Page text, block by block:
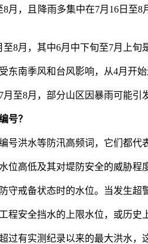
，且降雨多集中在7月16日至8
月，其中6月中下旬至7月上旬
南季风和台风影响，从4月开始
8月，部分山区因暴雨可能引发
号？
洪水等防汛高频词，它们都代
高低及其对堤防安全的威胁程
戒备状态时的水位。当发生超
安全挡水的上限水位，或历史
有实测纪录以来的最大洪水，